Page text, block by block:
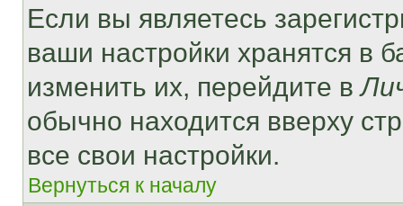
Если вы являетесь
ваши настройки хранятся в
изменить их, перейдите в
обычно находится вверху
все свои настройки.
Вернуться к началу